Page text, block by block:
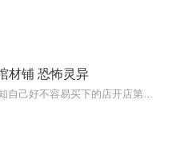
材铺 恐怖灵异